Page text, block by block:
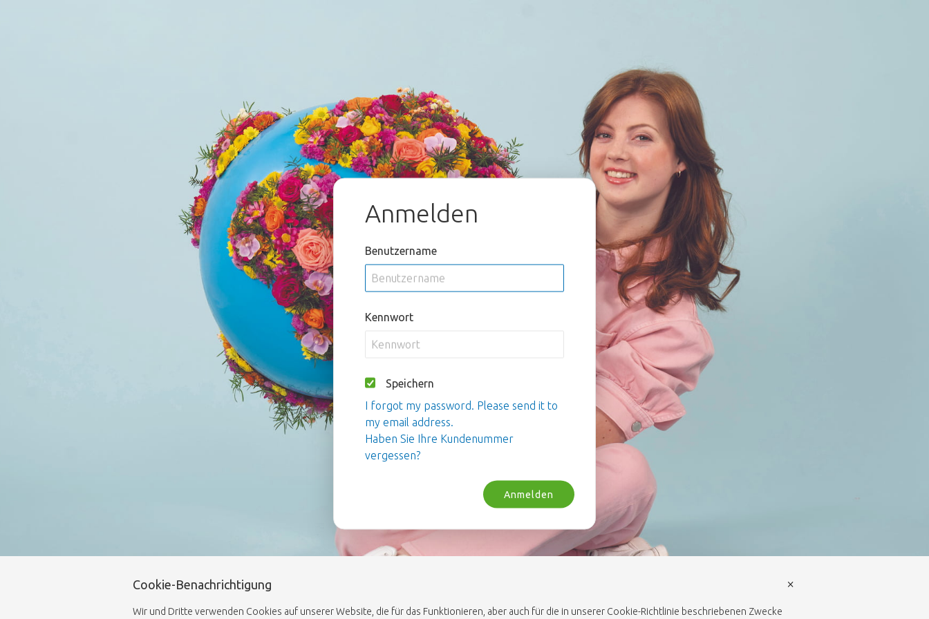
Anmelden
Benutzername
Kennwort
Speichern
I forgot my password. Please send it to
my email address.
Haben Sie Ihre Kundenummer
vergessen?
Anmelden
Cookie-Benachrichtigung
Wir und Dritte verwenden Cookies auf unserer Website, die für das Funktionieren, aber auch für die in unserer Cookie-Richtlinie beschriebenen Zwecke
×